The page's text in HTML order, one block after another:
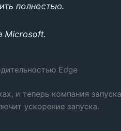
полностью.
Microsoft.
Edge
и теперь компания
ускорение запуска.